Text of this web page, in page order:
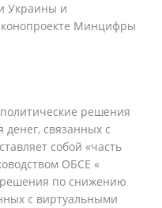
Украины и
Минцифры
решения
связанных с
собой «часть
ОБСЕ «
по снижению
с виртуальными